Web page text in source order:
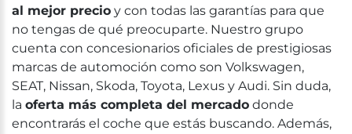
al mejor precio y con todas las garantías para que
no tengas de qué preocuparte. Nuestro grupo
cuenta con concesionarios oficiales de prestigiosas
marcas de automoción como son Volkswagen,
SEAT, Nissan, Skoda, Toyota, Lexus y Audi. Sin duda,
la oferta más completa del mercado donde
encontrarás el coche que estás buscando. Además,